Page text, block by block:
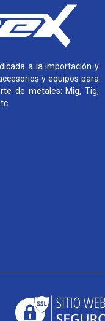
a la importación y
y equipos para
de metales: Mig, Tig,